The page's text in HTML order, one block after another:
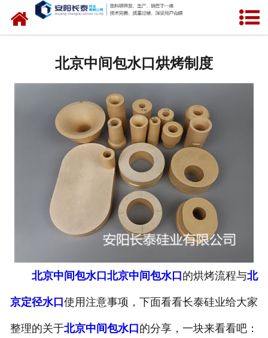
网站首页
中间包水口
定径水口
产品中心
新闻中心
联系我们
北京中间包水口烘烤制度
北京中间包水口 北京中间包水口 的烘烤流程与北
京定径水口 使用注意事项，下面看看长泰硅业给大家
整理的关于北京中间包水口 的分享，一块来看看吧：